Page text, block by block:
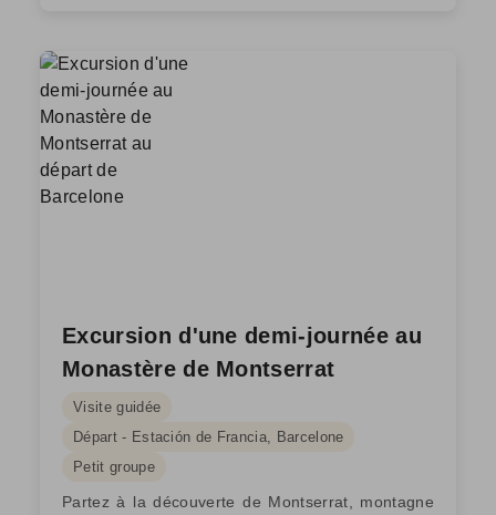
Excursion d'une demi-journée au
Monastère de Montserrat
Visite guidée
Départ - Estación de Francia, Barcelone
Petit groupe
Partez à la découverte de Montserrat, montagne